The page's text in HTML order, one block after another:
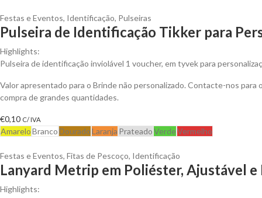
Festas e Eventos, Identificação, Pulseiras
Pulseira de Identificação Tikker para
Highlights:
Pulseira de identificação inviolável 1 voucher, em tyvek para
Valor apresentado para o Brinde não personalizado. Contacte-nos para
compra de grandes quantidades.
€0,10 C/ IVA
AmareloBranco DouradoLaranja PrateadoVerdeVermelho
Festas e Eventos, Fitas de Pescoço, Identificação
Lanyard Metrip em Poliéster, Ajustável
Highlights: